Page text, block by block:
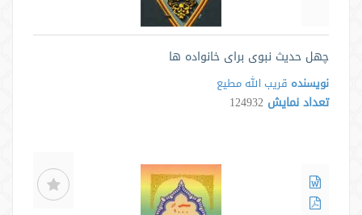
چهل حدیث نبوی برای خانواده ها
نویسنده قریب الله مطیع
تعداد نمایش 124932